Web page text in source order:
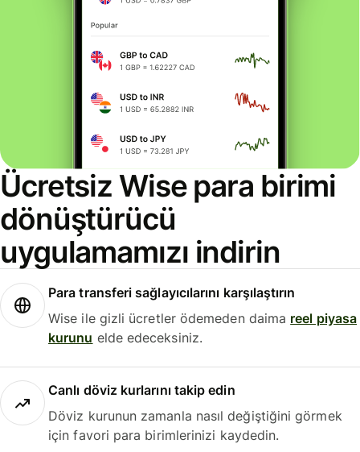
Ücretsiz Wise para birimi
dönüştürücü
uygulamamızı indirin
Para transferi sağlayıcılarını karşılaştırın
Wise ile gizli ücretler ödemeden daima reel piyasa
kurunu elde edeceksiniz.
Canlı döviz kurlarını takip edin
Döviz kurunun zamanla nasıl değiştiğini görmek
için favori para birimlerinizi kaydedin.